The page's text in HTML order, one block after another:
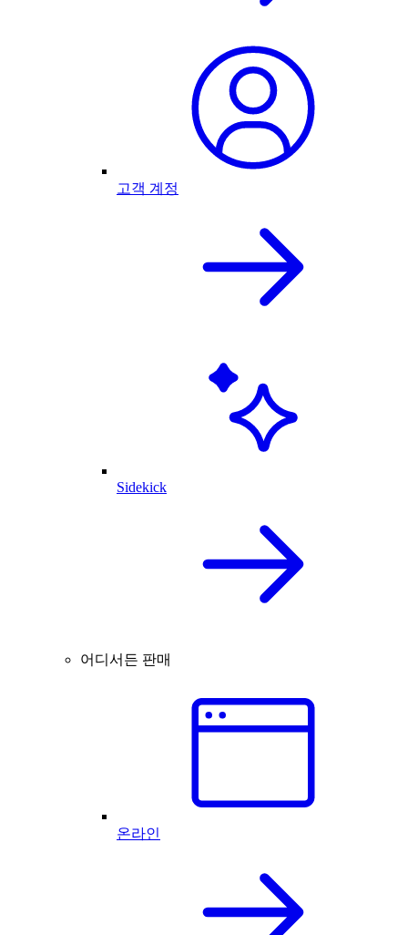
고객 계정
Sidekick
어디서든 판매
온라인